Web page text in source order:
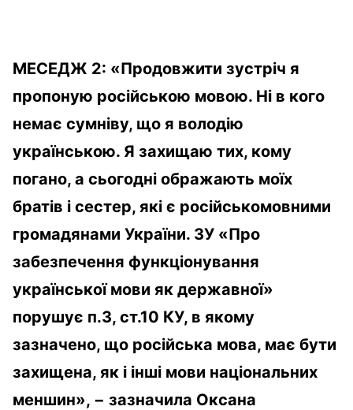
МЕСЕДЖ 2: «Продовжити зустріч я
пропоную російською мовою. Ні в кого
немає сумніву, що я володію
українською. Я захищаю тих, кому
погано, а сьогодні ображають моїх
братів і сестер, які є російськомовними
громадянами України. ЗУ «Про
забезпечення функціонування
української мови як державної»
порушує п.3, ст.10 КУ, в якому
зазначено, що російська мова, має бути
захищена, як і інші мови національних
меншин», − зазначила Оксана